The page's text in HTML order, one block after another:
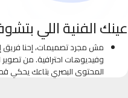
عينك الفنية اللي
مش مجرد تصميمات، إحنا فريق
وفيديوهات احترافية. من تصوير
المحتوى البصري بتاعك يحكي